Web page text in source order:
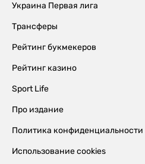
Украина Первая лига
Трансферы
Рейтинг букмекеров
Рейтинг казино
Sport Life
Про издание
Политика конфиденциальности
Использование cookies